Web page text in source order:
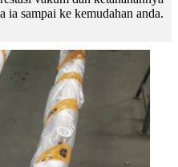
ia sampai ke kemudahan anda.